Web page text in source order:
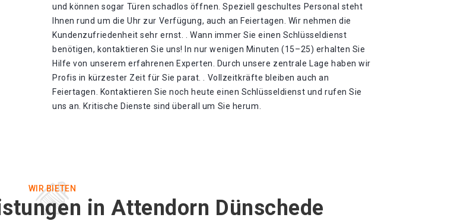
und können sogar Türen schadlos öffnen. Speziell geschultes Personal steht
Ihnen rund um die Uhr zur Verfügung, auch an Feiertagen. Wir nehmen die
Kundenzufriedenheit sehr ernst. . Wann immer Sie einen Schlüsseldienst
benötigen, kontaktieren Sie uns! In nur wenigen Minuten (15–25) erhalten Sie
Hilfe von unserem erfahrenen Experten. Durch unsere zentrale Lage haben wir
Profis in kürzester Zeit für Sie parat. . Vollzeitkräfte bleiben auch an
Feiertagen. Kontaktieren Sie noch heute einen Schlüsseldienst und rufen Sie
uns an. Kritische Dienste sind überall um Sie herum.
WIR BIETEN
in Attendorn Dünschede